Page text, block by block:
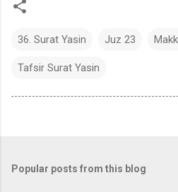
36. Surat Yasin Juz 23
Tafsir Surat Yasin
Popular posts from this blog